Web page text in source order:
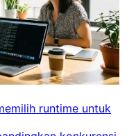
runtime untuk